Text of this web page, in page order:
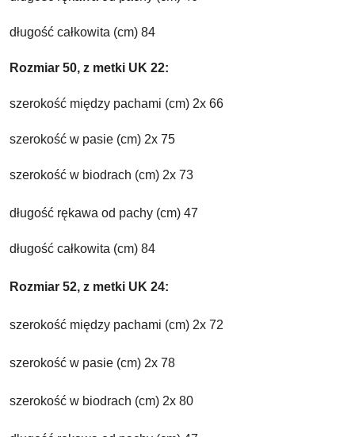
długość całkowita (cm) 84
Rozmiar 50, z metki UK 22:
szerokość między pachami (cm) 2x 66
szerokość w pasie (cm) 2x 75
szerokość w biodrach (cm) 2x 73
długość rękawa od pachy (cm) 47
długość całkowita (cm) 84
Rozmiar 52, z metki UK 24:
szerokość między pachami (cm) 2x 72
szerokość w pasie (cm) 2x 78
szerokość w biodrach (cm) 2x 80